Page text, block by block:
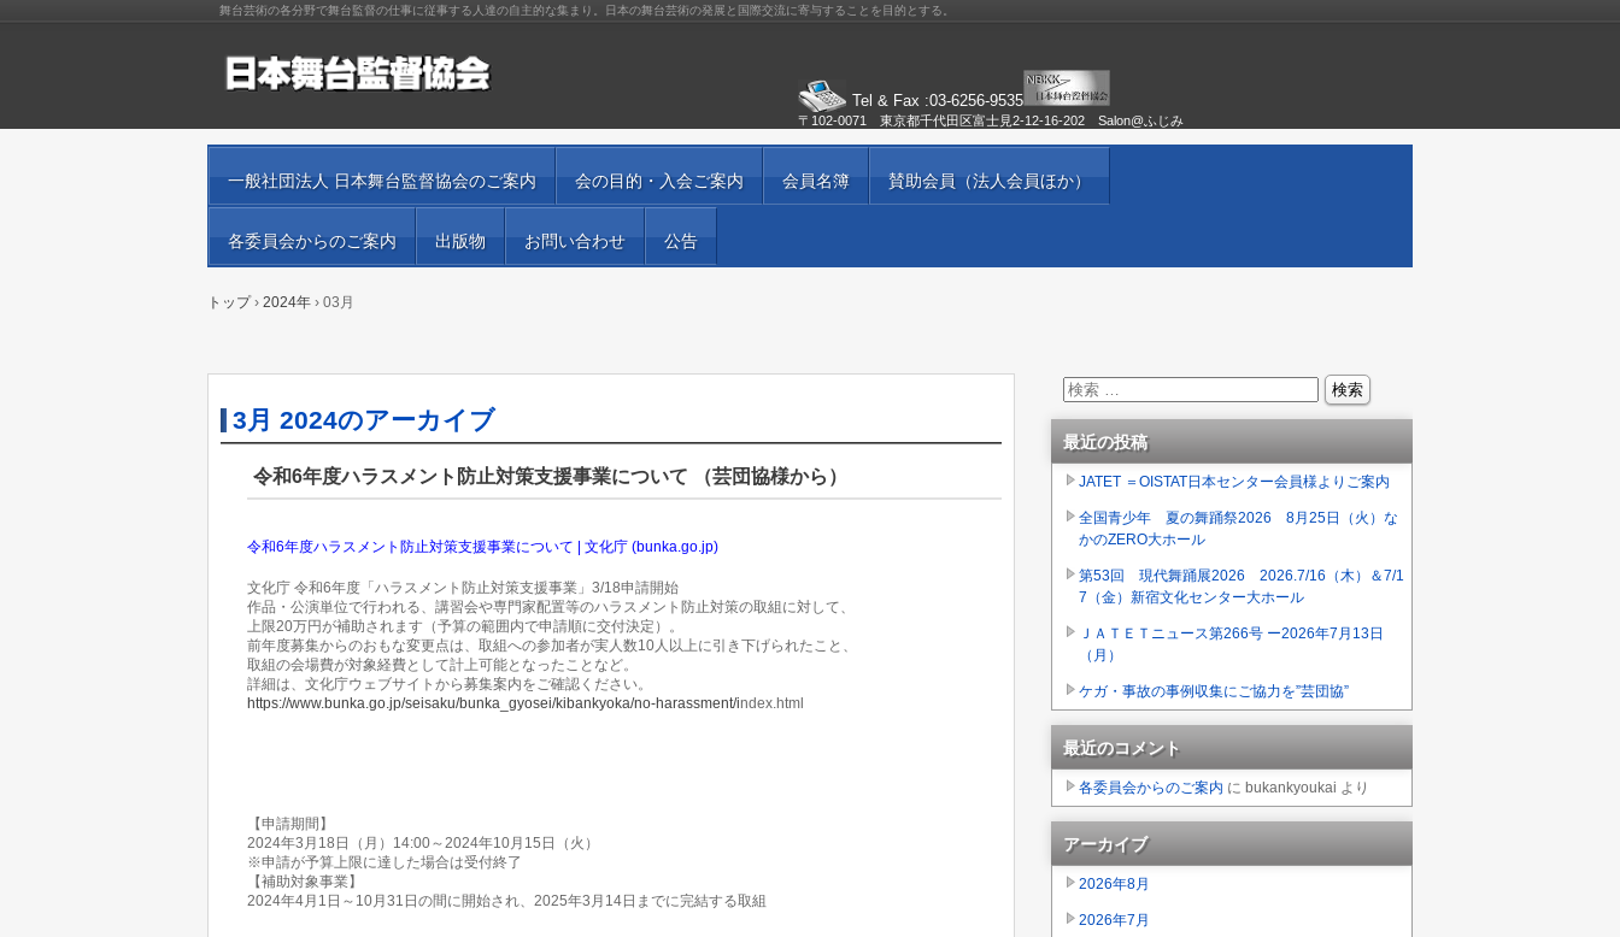
舞台芸術の各分野で舞台監督の仕事に従事する人達の自主的な集まり。日本の舞台芸術の発展と国際交流に寄与することを目的とする。
Tel & Fax :03-6256-9535
〒102-0071 東京都千代田区富士見2-12-16-202 Salon@ふじみ
一般社団法人 日本舞台監督協会のご案内 会の目的・入会ご案内 会員名簿 賛助会員（法人会員ほか）
各委員会からのご案内 出版物 お問い合わせ 公告
トップ › 2024年 › 03月
3月 2024のアーカイブ
令和6年度ハラスメント防止対策支援事業について （芸団協様から）
令和6年度ハラスメント防止対策支援事業について | 文化庁 (bunka.go.jp)
文化庁 令和6年度「ハラスメント防止対策支援事業」3/18申請開始
作品・公演単位で行われる、講習会や専門家配置等のハラスメント防止対策の取組に対して、
上限20万円が補助されます（予算の範囲内で申請順に交付決定）。
前年度募集からのおもな変更点は、取組への参加者が実人数10人以上に引き下げられたこと、
取組の会場費が対象経費として計上可能となったことなど。
詳細は、文化庁ウェブサイトから募集案内をご確認ください。
https://www.bunka.go.jp/seisaku/bunka_gyosei/kibankyoka/no-harassment/index.html
【申請期間】
2024年3月18日（月）14:00～2024年10月15日（火）
※申請が予算上限に達した場合は受付終了
【補助対象事業】
2024年4月1日～10月31日の間に開始され、2025年3月14日までに完結する取組
最近の投稿
JATET ＝OISTAT日本センター会員様よりご案内
全国青少年 夏の舞踊祭2026 8月25日（火）な
かのZERO大ホール
第53回 現代舞踊展2026 2026.7/16（木）＆7/1
7（金）新宿文化センター大ホール
ＪＡＴＥＴニュース第266号 ー2026年7月13日
（月）
ケガ・事故の事例収集にご協力を”芸団協”
最近のコメント
各委員会からのご案内 に bukankyoukai より
アーカイブ
2026年8月
2026年7月